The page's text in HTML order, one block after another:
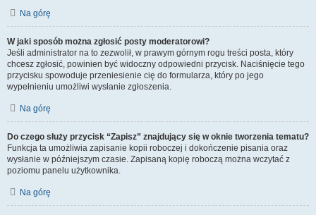
Na górę
W jaki sposób można zgłosić posty moderatorowi?
Jeśli administrator na to zezwolił, w prawym górnym rogu treści posta, który
chcesz zgłosić, powinien być widoczny odpowiedni przycisk. Naciśnięcie tego
przycisku spowoduje przeniesienie cię do formularza, który po jego
wypełnieniu umożliwi wysłanie zgłoszenia.
Na górę
Do czego służy przycisk “Zapisz” znajdujący się w oknie tworzenia tematu?
Funkcja ta umożliwia zapisanie kopii roboczej i dokończenie pisania oraz
wysłanie w późniejszym czasie. Zapisaną kopię roboczą można wczytać z
poziomu panelu użytkownika.
Na górę